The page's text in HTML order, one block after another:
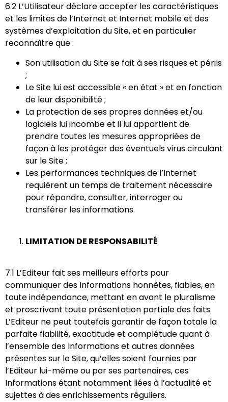
6.2 L’Utilisateur déclare accepter les caractéristiques
et les limites de l’Internet et Internet mobile et des
systèmes d’exploitation du Site, et en particulier
reconnaître que :
Son utilisation du Site se fait à ses risques et périls
;
Le Site lui est accessible « en état » et en fonction
de leur disponibilité ;
La protection de ses propres données et/ou
logiciels lui incombe et il lui appartient de
prendre toutes les mesures appropriées de
façon à les protéger des éventuels virus circulant
sur le Site ;
Les performances techniques de l’Internet
requièrent un temps de traitement nécessaire
pour répondre, consulter, interroger ou
transférer les informations.
LIMITATION DE RESPONSABILITÉ
7.1 L’Editeur fait ses meilleurs efforts pour
communiquer des Informations honnêtes, fiables, en
toute indépendance, mettant en avant le pluralisme
et proscrivant toute présentation partiale des faits.
L’Editeur ne peut toutefois garantir de façon totale la
parfaite fiabilité, exactitude et complétude quant à
l’ensemble des Informations et autres données
présentes sur le Site, qu’elles soient fournies par
l’Editeur lui-même ou par ses partenaires, ces
Informations étant notamment liées à l’actualité et
sujettes à des enrichissements réguliers.